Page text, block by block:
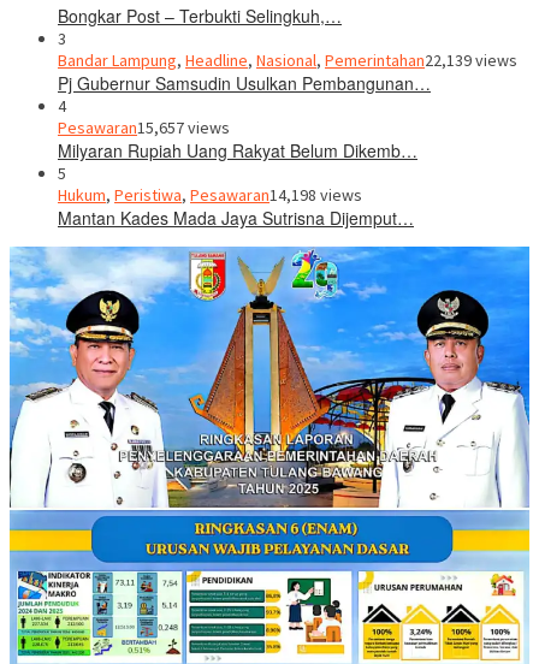
Bongkar Post – Terbukti Selingkuh,…
3
Bandar Lampung, Headline, Nasional, Pemerintahan22,139 views
Pj Gubernur Samsudin Usulkan Pembangunan…
4
Pesawaran15,657 views
Milyaran Rupiah Uang Rakyat Belum Dikemb…
5
Hukum, Peristiwa, Pesawaran14,198 views
Mantan Kades Mada Jaya Sutrisna Dijemput…